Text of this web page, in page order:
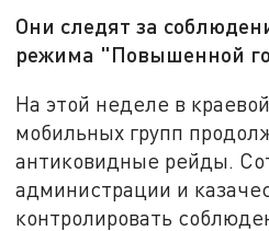
Они следят за
режима "Повышенной
На этой неделе в
мобильных групп
антиковидные рейды.
администрации и
контролировать